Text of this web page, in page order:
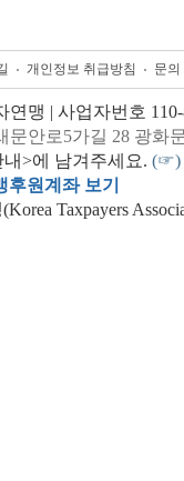
개인정보 취급방침 문
맹 | 사업자번호
문안로5가길 28 광화
>에 남겨주세요. (☞)
후원계좌 보기
Taxpayers